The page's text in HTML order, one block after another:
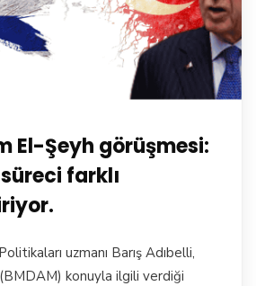
El-Şeyh görüşmesi:
farklı
uzmanı Barış Adıbelli,
konuyla ilgili verdiği